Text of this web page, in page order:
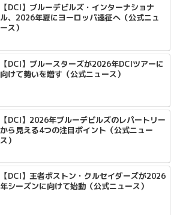
【DCI】ブルーデビルズ・インターナショナ
ル、2026年夏にヨーロッパ遠征へ（公式ニュ
ース）
【DCI】ブルースターズが2026年DCIツアーに
向けて勢いを増す（公式ニュース）
【DCI】2026年ブルーデビルズのレパートリー
から見える4つの注目ポイント（公式ニュー
ス）
【DCI】王者ボストン・クルセイダーズが2026
年シーズンに向けて始動（公式ニュース）